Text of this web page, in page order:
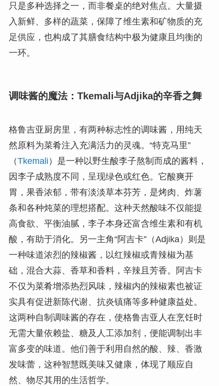
只是多种选择之一，而非餐桌的绝对焦点。大量摄
入新鲜、多样的蔬菜，保障了维生素和矿物质的充
足供应，也构成了其膳食结构中极为健康且均衡的
一环。
调味酱的魔法：Tkemali与Adjika的辛香之舞
格鲁吉亚厨房里，有两种标志性的调味酱，用纯天
然原料为菜肴注入充满活力的灵魂。“特克马里”
（Tkemali ）是一种以野生酸李子熬制而成的酱料，
因李子成熟度不同，呈现绿色或红色。它酸爽开
胃，果香浓郁，带有淡淡草本芬芳，是烤肉、炸薯
条和各种炖菜的理想搭配。这种天然酸味不仅能提
高食欲、平衡油腻，李子本身还富含维生素和有机
酸，有助于消化。另一主角“阿吉卡”（Adjika）则是
一种味道浓烈的辣椒酱，以红辣椒或青辣椒为基
础，混合大蒜、香草和香料，辛辣且芳香。阿吉卡
不仅为菜肴增添热烈风味，辣椒内的辣椒素也被证
实具有促进新陈代谢、抗炎镇痛等多种健康益处。
这两种自制调味酱的存在，使格鲁吉亚人在烹饪时
无需大量依赖盐、糖及人工添加剂，便能调制出丰
富多变的味道。他们善于利用自然的酸、辣、香激
发味蕾，这种智慧既美味又健康，体现了顺应自
然、物尽其用的生活哲学。